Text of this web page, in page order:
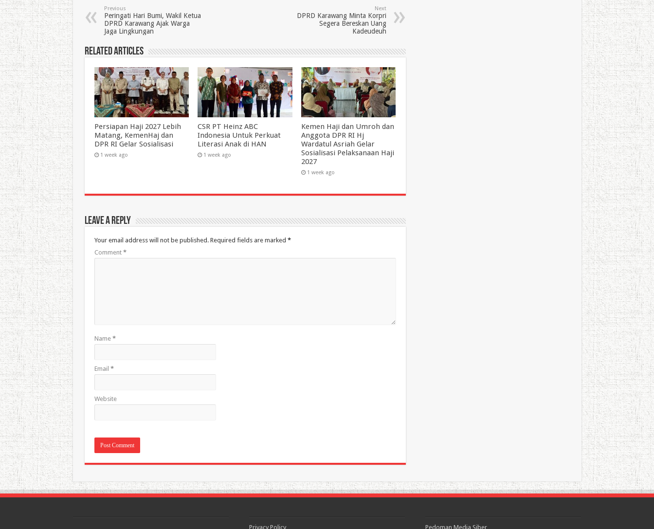
Previous
Peringati Hari Bumi, Wakil Ketua
DPRD Karawang Ajak Warga
Jaga Lingkungan
Next
DPRD Karawang Minta Korpri
Segera Bereskan Uang
Kadeudeuh
Related Articles
Persiapan Haji 2027 Lebih
Matang, KemenHaj dan
DPR RI Gelar Sosialisasi
1 week ago
CSR PT Heinz ABC
Indonesia Untuk Perkuat
Literasi Anak di HAN
1 week ago
Kemen Haji dan Umroh dan
Anggota DPR RI Hj
Wardatul Asriah Gelar
Sosialisasi Pelaksanaan Haji
2027
1 week ago
Leave a Reply
Your email address will not be published. Required fields are marked *
Comment *
Name *
Email *
Website
Privacy Policy Pedoman Media Siber